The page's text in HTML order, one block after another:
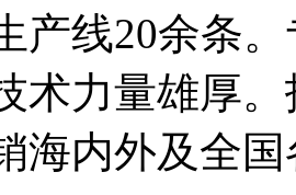
产线20余条
术力量雄厚
海内外及全